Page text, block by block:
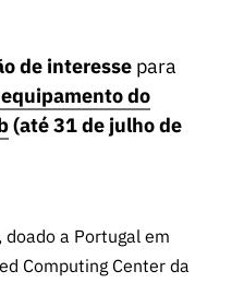
de interesse para
do
(até 31 de julho de
doado a Portugal em
Computing Center da